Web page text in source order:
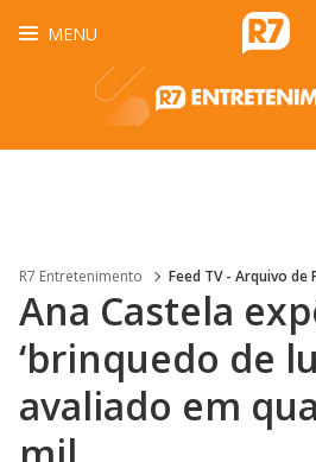
MENU
R7 Entretenimento Feed TV - Arquivo de
Ana Castela
‘brinquedo de
avaliado em